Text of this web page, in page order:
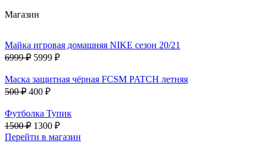
Магазин
Майка игровая домашняя NIKE сезон 20/21
6999 ₽ 5999 ₽
Маска защитная чёрная FCSM PATCH летняя
500 ₽ 400 ₽
Футболка Тупик
1500 ₽ 1300 ₽
Перейти в магазин